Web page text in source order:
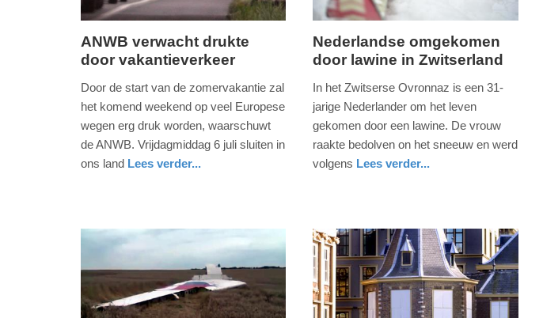
vrijdag,
04-
09:10
ANWB verwacht drukte
door vakantieverkeer
Door de start van de zomervakantie zal
het komend weekend op veel Europese
wegen erg druk worden, waarschuwt
de ANWB. Vrijdagmiddag 6 juli sluiten in
ons land Lees verder...
vrijdag,
2018
-
04-
2025
09:10
Nederlandse omgekomen
door lawine in Zwitserland
In het Zwitserse Ovronnaz is een 31-
jarige Nederlander om het leven
gekomen door een lawine. De vrouw
raakte bedolven on het sneeuw en werd
volgens Lees verder...